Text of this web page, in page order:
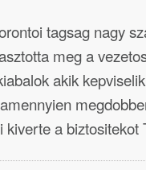
tagsag nagy
meg a
akik
kiverte a biztositekot